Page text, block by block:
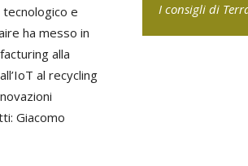
tecnologico e
ha messo in
alla
al recycling
Giacomo
I consigli di